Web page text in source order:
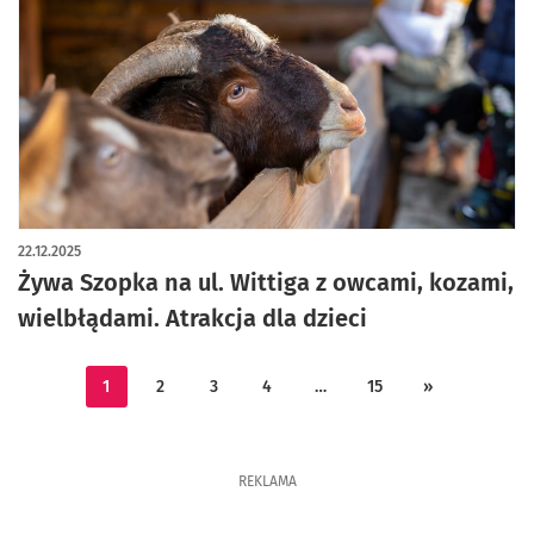
Żywa Szopka na ul. Wittiga z owcami, kozami,
wielbłądami. Atrakcja dla dzieci
22.12.2025
1 2 3 4 … 15 »
REKLAMA